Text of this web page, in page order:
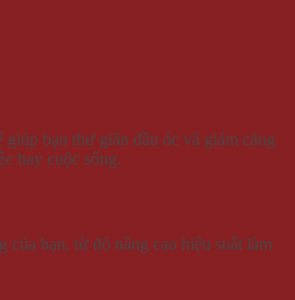
bạn thư giãn đầu óc và giảm căng
hay cuộc sống.
bạn, từ đó nâng cao hiệu suất làm